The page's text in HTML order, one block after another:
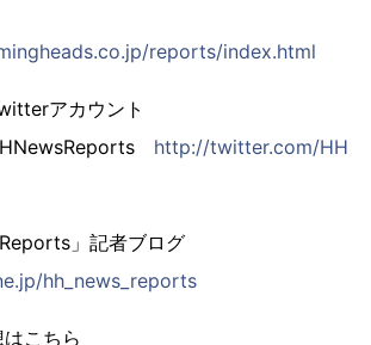
reports/index.html
アカウント
http://twitter.com/HH
」記者ブログ
hh_news_reports
こちら